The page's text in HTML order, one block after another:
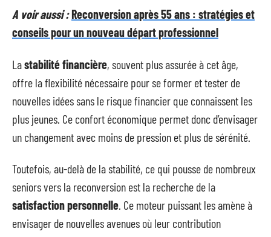
A voir aussi :Reconversion après 55 ans : stratégies et
conseils pour un nouveau départ professionnel
Lastabilité financière, souvent plus assurée à cet âge,
offre la flexibilité nécessaire pour se former et tester de
nouvelles idées sans le risque financier que connaissent les
plus jeunes. Ce confort économique permet donc d’envisager
un changement avec moins de pression et plus de sérénité.
Toutefois, au-delà de la stabilité, ce qui pousse de nombreux
seniors vers la reconversion est la recherche de la
satisfaction personnelle. Ce moteur puissant les amène à
envisager de nouvelles avenues où leur contribution